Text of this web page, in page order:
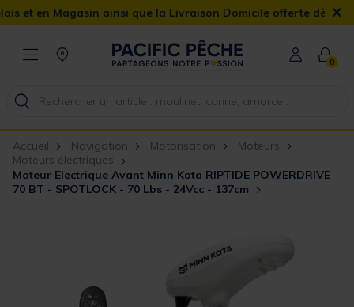
ainsi que la Livraison Domicile offerte dès 90€ ×
0
Accueil Navigation Motorisation
Moteurs
Moteurs électriques
Moteur Electrique Avant Minn Kota RIPTIDE POWERDRIVE
70 BT - SPOTLOCK - 70 Lbs - 24Vcc - 137cm